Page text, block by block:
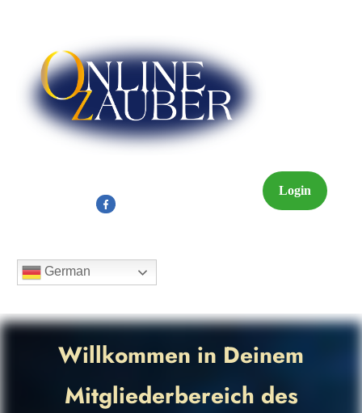
Login
German
Willkommen in Deinem
Mitgliederbereich des